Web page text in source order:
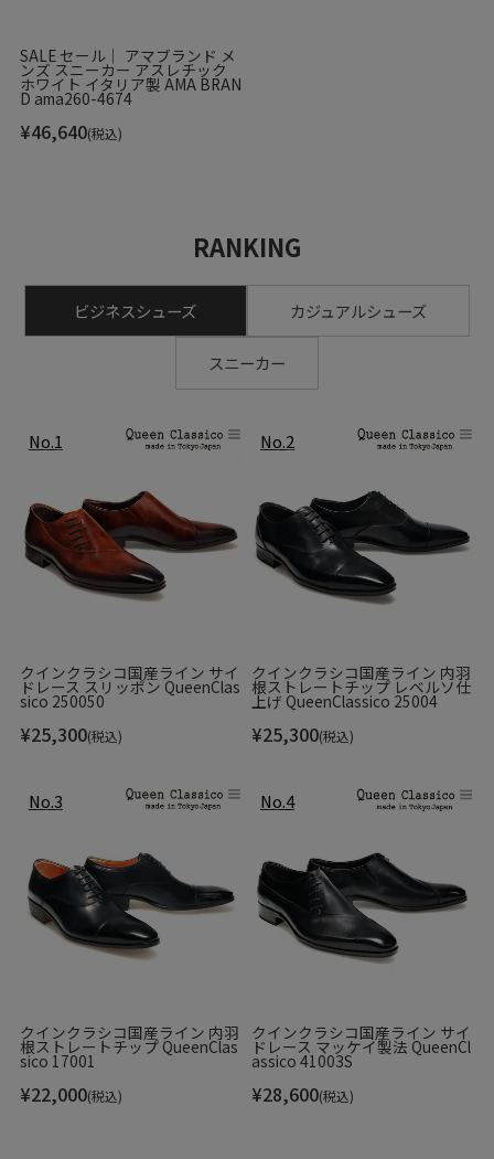
SALE セール｜ アマブランド メ
ンズ スニーカー アスレチック
ホワイト イタリア製 AMA BRAN
D ama260-4674
¥46,640(税込)
RANKING
ビジネスシューズ カジュアルシューズ
スニーカー
クインクラシコ国産ライン サイ
ドレース スリッポン QueenClas
sico 250050
¥25,300(税込)
クインクラシコ国産ライン 内羽
根ストレートチップ レベルソ仕
上げ QueenClassico 25004
¥25,300(税込)
クインクラシコ国産ライン 内羽
根ストレートチップ QueenClas
sico 17001
¥22,000(税込)
クインクラシコ国産ライン サイ
ドレース マッケイ製法 QueenCl
assico 41003S
¥28,600(税込)